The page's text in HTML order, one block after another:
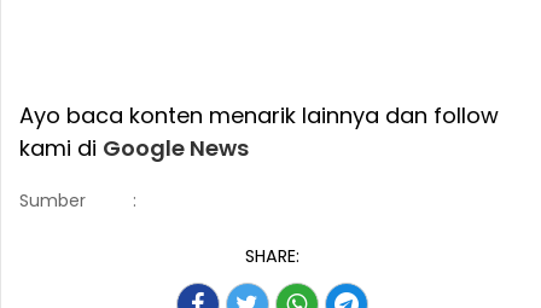
Ayo baca konten menarik lainnya dan follow
kami di Google News
Sumber :
SHARE: